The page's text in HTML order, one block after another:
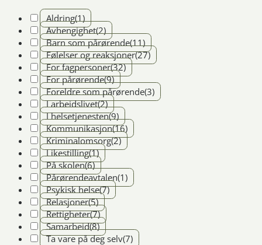
Aldring(1)
Avhengighet(2)
Barn som pårørende(11)
Følelser og reaksjoner(27)
For fagpersoner(32)
For pårørende(9)
Foreldre som pårørende(3)
I arbeidslivet(2)
I helsetjenesten(9)
Kommunikasjon(16)
Kriminalomsorg(2)
Likestilling(1)
På skolen(6)
Pårørendeavtalen(1)
Psykisk helse(7)
Relasjoner(5)
Rettigheter(7)
Samarbeid(8)
Ta vare på deg selv(7)